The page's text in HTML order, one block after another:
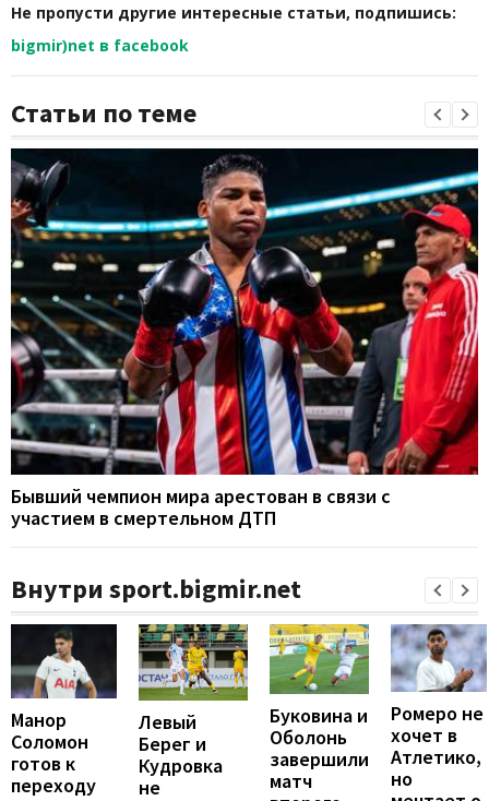
Не пропусти другие интересные статьи, подпишись:
bigmir)net в facebook
Статьи по теме
Бывший чемпион мира арестован в связи с
участием в смертельном ДТП
Внутри sport.bigmir.net
Манор
Соломон
готов к
переходу
Левый
Берег и
Кудровка
не
Буковина и
Оболонь
завершили
матч
Ромеро не
хочет в
Атлетико,
но